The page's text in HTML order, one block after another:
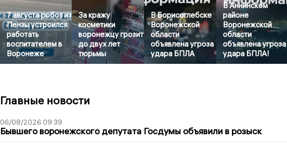
7 августа робот из
Пензы устроился
работать
воспитателем в
Воронеже
За кражу
косметики
воронежцу грозит
до двух лет
тюрьмы
В Борисоглебске
Воронежской
области
объявлена угроза
удара БПЛА
В Аннинском
районе
Воронежской
области
объявлена угроза
удара БПЛА!
Главные новости
06/08/2026 09:39
Бывшего воронежского депутата Госдумы объявили в розыск